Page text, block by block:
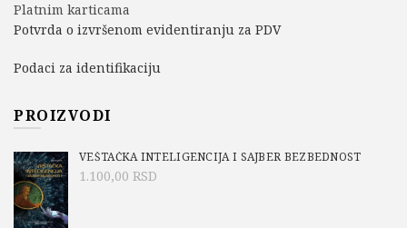
Platnim karticama
Potvrda o izvršenom evidentiranju za PDV
Podaci za identifikaciju
PROIZVODI
VEŠTAČKA INTELIGENCIJA I SAJBER BEZBEDNOST
1.100,00 RSD